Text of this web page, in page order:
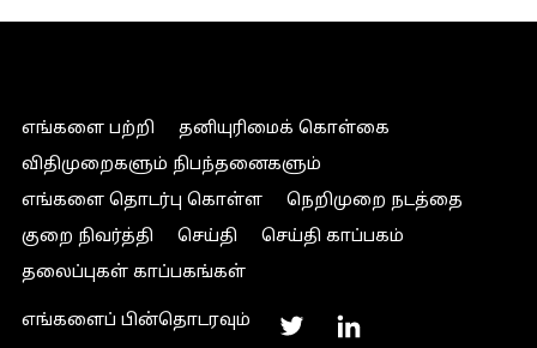
எங்களை பற்றி
தனியுரிமைக் கொள்கை
விதிமுறைகளும் நிபந்தனைகளும்
எங்களை தொடர்பு கொள்ள
நெறிமுறை நடத்தை
குறை நிவர்த்தி
செய்தி
செய்தி காப்பகம்
தலைப்புகள் காப்பகங்கள்
எங்களைப் பின்தொடரவும்